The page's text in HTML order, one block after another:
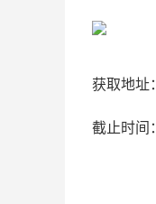
获取地址：
截止时间：